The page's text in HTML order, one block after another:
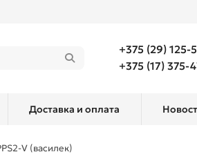
+375 (29) 125-
+375 (17) 375-
Доставка и оплата
V (василек)